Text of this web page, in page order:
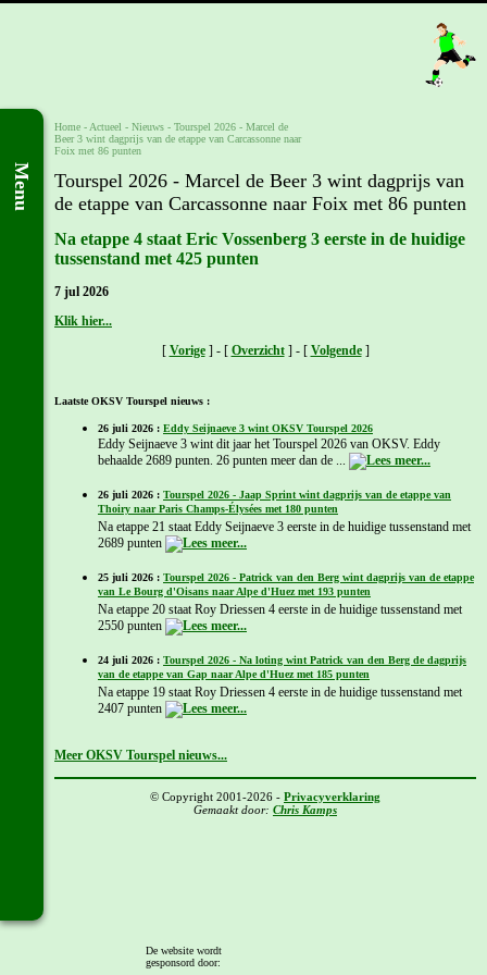
Menu
Home - Actueel - Nieuws - Tourspel 2026 - Marcel de
Beer 3 wint dagprijs van de etappe van Carcassonne naar
Foix met 86 punten
Tourspel 2026 - Marcel de Beer 3 wint dagprijs van
de etappe van Carcassonne naar Foix met 86 punten
Na etappe 4 staat Eric Vossenberg 3 eerste in de huidige
tussenstand met 425 punten
7 jul 2026
Klik hier...
[ Vorige] - [ Overzicht] - [ Volgende]
Laatste OKSV Tourspel nieuws :
26 juli 2026 : Eddy Seijnaeve 3 wint OKSV Tourspel 2026
Eddy Seijnaeve 3 wint dit jaar het Tourspel 2026 van OKSV. Eddy
behaalde 2689 punten. 26 punten meer dan de ...
26 juli 2026 : Tourspel 2026 - Jaap Sprint wint dagprijs van de etappe van
Thoiry naar Paris Champs-Élysées met 180 punten
Na etappe 21 staat Eddy Seijnaeve 3 eerste in de huidige tussenstand met
2689 punten
25 juli 2026 : Tourspel 2026 - Patrick van den Berg wint dagprijs van de etappe
van Le Bourg d'Oisans naar Alpe d'Huez met 193 punten
Na etappe 20 staat Roy Driessen 4 eerste in de huidige tussenstand met
2550 punten
24 juli 2026 : Tourspel 2026 - Na loting wint Patrick van den Berg de dagprijs
van de etappe van Gap naar Alpe d'Huez met 185 punten
Na etappe 19 staat Roy Driessen 4 eerste in de huidige tussenstand met
2407 punten
Meer OKSV Tourspel nieuws...
© Copyright 2001-2026 - Privacyverklaring
Gemaakt door: Chris Kamps
De website wordt
gesponsord door: